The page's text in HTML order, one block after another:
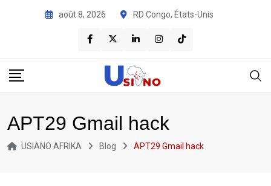
août 8, 2026 RD Congo, États-Unis
APT29 Gmail hack
USIANO AFRIKA Blog APT29 Gmail hack